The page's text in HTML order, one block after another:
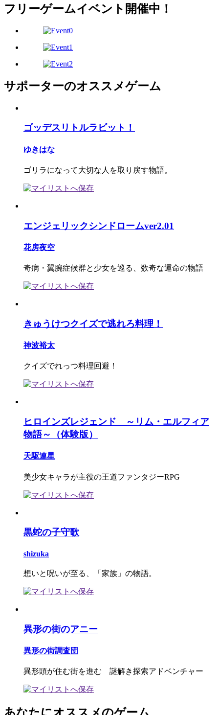
フリーゲームイベント開催中！
サポーターのオススメゲーム
ゴッデスリトルラビット！
ゆきはな
ゴリラになって大切な人を取り戻す物語。
エンジェリックシンドロームver2.01
花房夜空
奇病・翼腕症候群と少女を巡る、数奇な運命の物語
きゅうけつクイズで逃れろ料理！
神波裕太
クイズでれっつ料理回避！
ヒロインズレジェンド ～リム・エルフィア
物語～（体験版）
天駆連星
美少女キャラが主役の王道ファンタジーRPG
黒蛇の子守歌
shizuka
想いと呪いが至る、「家族」の物語。
異形の街のアニー
異形の街調査団
異形頭が住む街を進む 謎解き探索アドベンチャー